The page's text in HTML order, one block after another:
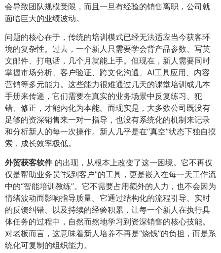
会导致团队规模受限，而且一旦有经验的销售离职，公司就
面临巨大的业绩波动。
问题的核心在于，传统的培训模式已经无法适应当今获客环
境的复杂性。过去，一个新人只需要学会背产品参数、写英
文邮件、打电话，几个月就能上手。但现在，新人需要同时
掌握市场分析、客户验证、跨文化沟通、AI工具应用、内容
营销等多元能力。这些能力很难通过几天的课堂培训或几本
手册来传递，它们需要在真实的业务场景中反复练习、犯
错、修正，才能内化为本能。而现实是，大多数公司既没有
足够的资深销售来一对一指导，也没有系统化的机制来记录
和分析新人的每一次操作。新人几乎是在“真空”状态下独自摸
索，成长效率极低。
外贸获客软件的出现，从根本上改变了这一困境。它不再仅
仅是帮助业务员“找到客户”的工具，更是嵌入在每一天工作流
中的“智能培训教练”。它不需要占用额外的人力，也不会因为
情绪波动而影响指导质量。它通过结构化的流程引导、实时
的反馈纠错、以及持续的经验积累，让每一个新人在执行具
体任务的过程中，自然而然地学习到资深销售的核心技能。
对老板而言，这意味着新人培养不再是“烧钱”的负担，而是系
统化可复制的组织能力。